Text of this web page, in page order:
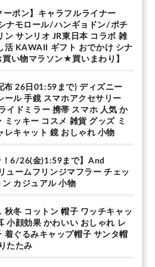
ーポン】キャラフルライナー
ナモロール/ハンギョドン/ポチ
サンリオ JR東日本 コラボ 雑
活 KAWAII ギフト おでかけ シナ
い物マラソン★買いまわり】
布 26日01:59まで) ディズニー
ール 手鏡 スマホアクセサリー
イドミラー 携帯 スマホ 人気 か
ミッキー コスメ 雑貨 グッズ ミ
レキャット 鏡 おしゃれ 小物
！6/26(金)1:59まで】And
ュームフリンジマフラー チェッ
カジュアル 小物
秋冬 コットン 帽子 ワッチキャッ
小顔効果 かわいい おしゃれ レ
着ぐるみキャップ帽子 サンタ帽
たたみ